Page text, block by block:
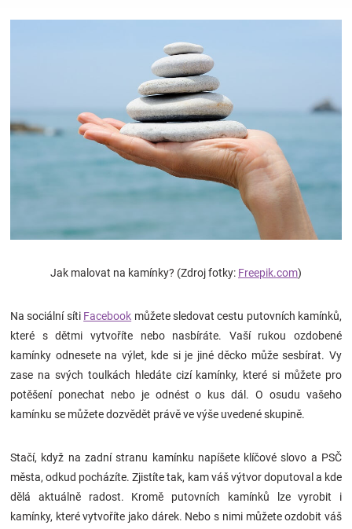
oblečení
Novinky
Značky
Blog
Hračkářství
Jak malovat na kamínky? (Zdroj fotky: Freepik.com)
Na sociální síti Facebook můžete sledovat cestu putovních kamínků,
které s dětmi vytvoříte nebo nasbíráte. Vaší rukou ozdobené
kamínky odnesete na výlet, kde si je jiné děcko může sesbírat. Vy
zase na svých toulkách hledáte cizí kamínky, které si můžete pro
potěšení ponechat nebo je odnést o kus dál. O osudu vašeho
kamínku se můžete dozvědět právě ve výše uvedené skupině.
Stačí, když na zadní stranu kamínku napíšete klíčové slovo a PSČ
města, odkud pocházíte. Zjistíte tak, kam váš výtvor doputoval a kde
dělá aktuálně radost. Kromě putovních kamínků lze vyrobit i
kamínky, které vytvoříte jako dárek. Nebo s nimi můžete ozdobit váš